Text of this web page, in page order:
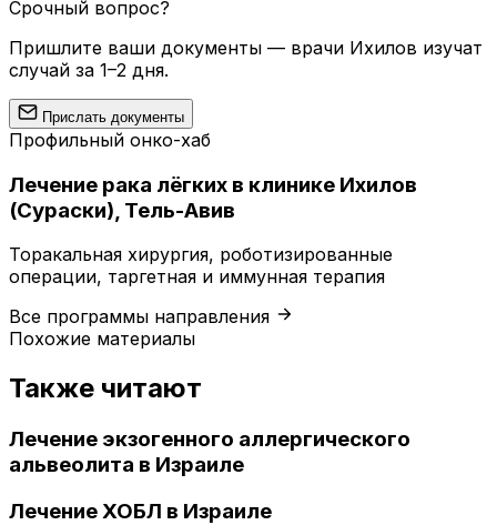
Срочный вопрос?
Пришлите ваши документы — врачи Ихилов изучат
случай за 1–2 дня.
Прислать документы
Профильный онко-хаб
Лечение рака лёгких в клинике Ихилов
(Сураски), Тель-Авив
Торакальная хирургия, роботизированные
операции, таргетная и иммунная терапия
Все программы направления
Похожие материалы
Также читают
Лечение экзогенного аллергического
альвеолита в Израиле
Лечение ХОБЛ в Израиле